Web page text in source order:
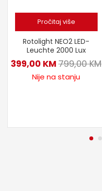
Pročitaj više
Rotolight NEO2 LED-
Leuchte 2000 Lux
399,00 KM799,00KM
Nije na stanju